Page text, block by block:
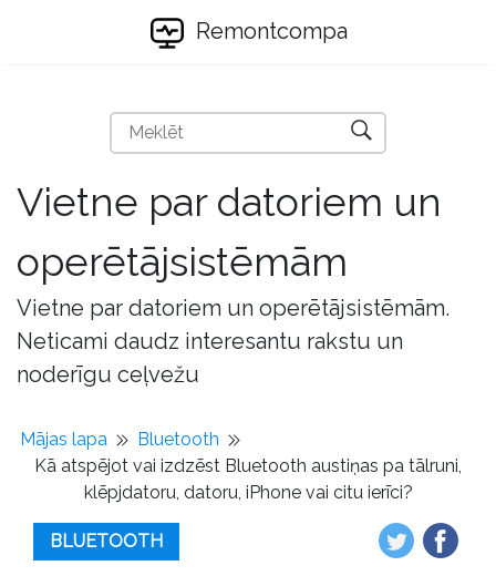
Remontcompa
Vietne par datoriem un
operētājsistēmām
Vietne par datoriem un operētājsistēmām.
Neticami daudz interesantu rakstu un
noderīgu ceļvežu
Mājas lapa
Bluetooth
Kā atspējot vai izdzēst Bluetooth austiņas pa tālruni,
klēpjdatoru, datoru, iPhone vai citu ierīci?
BLUETOOTH